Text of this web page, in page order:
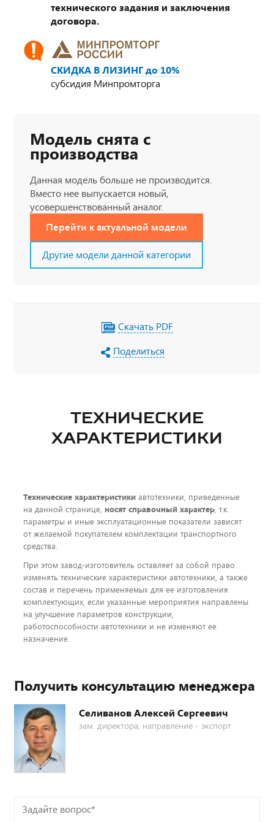
технического задания и заключения
договора.
СКИДКА В ЛИЗИНГ до 10%
субсидия Минпромторга
Модель снята с
производства
Данная модель больше не производится.
Вместо нее выпускается новый,
усовершенствованный аналог.
Перейти к актуальной модели
Другие модели данной категории
Скачать PDF
Поделиться
ТЕХНИЧЕСКИЕ
ХАРАКТЕРИСТИКИ
Технические характеристики автотехники, приведенные
на данной странице, носят справочный характер, т.к.
параметры и иные эксплуатационные показатели зависят
от желаемой покупателем комплектации транспортного
средства.
При этом завод-изготовитель оставляет за собой право
изменять технические характеристики автотехники, а также
состав и перечень применяемых для ее изготовления
комплектующих, если указанные мероприятия направлены
на улучшение параметров конструкции,
работоспособности автотехники и не изменяют ее
назначение.
Получить консультацию менеджера
Селиванов Алексей Сергеевич
зам. директора, направление - экспорт
Задайте